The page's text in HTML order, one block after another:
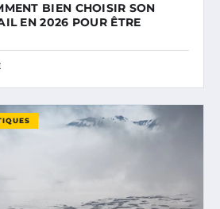
BIEN CHOISIR SON
EN 2026 POUR ÊTRE